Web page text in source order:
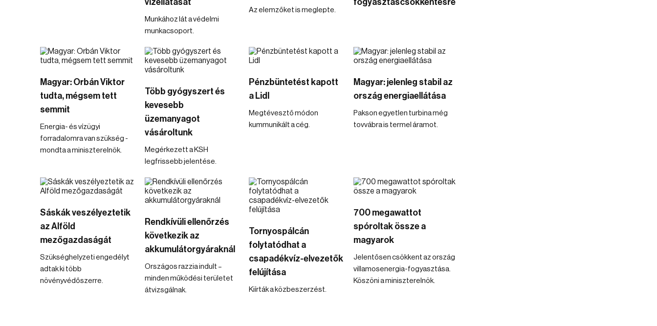
vízellátását
Munkához lát a védelmi
munkacsoport.
Az elemzőket is meglepte.
fogyasztáscsökkentésre
Magyar: Orbán Viktor
tudta, mégsem tett
semmit
Energia- és vízügyi
forradalomra van szükség -
mondta a miniszterelnök.
Több gyógyszert és
kevesebb
üzemanyagot
vásároltunk
Megérkezett a KSH
legfrissebb jelentése.
Pénzbüntetést kapott
a Lidl
Megtévesztő módon
kummunikált a cég.
Magyar: jelenleg stabil az
ország energiaellátása
Pakson egyetlen turbina még
tovvábra is termel áramot.
Sáskák veszélyeztetik
az Alföld
mezőgazdaságát
Szükséghelyzeti engedélyt
adtak ki több
növényvédőszerre.
Rendkívüli ellenőrzés
következik az
akkumulátorgyáraknál
Országos razzia indult –
minden működési területet
átvizsgálnak.
Tornyospálcán
folytatódhat a
csapadékvíz-elvezetők
felújítása
Kiírták a közbeszerzést.
700 megawattot
spóroltak össze a
magyarok
Jelentősen csökkent az ország
villamosenergia-fogyasztása.
Köszöni a miniszterelnök.